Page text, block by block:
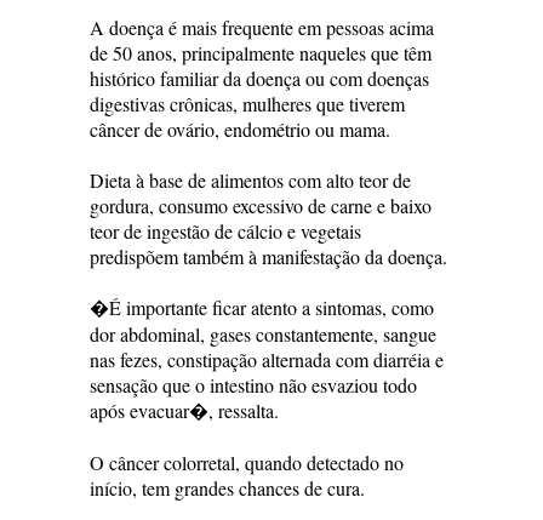
A doença é mais frequente em pessoas acima
de 50 anos, principalmente naqueles que têm
histórico familiar da doença ou com doenças
digestivas crônicas, mulheres que tiverem
câncer de ovário, endométrio ou mama.
Dieta à base de alimentos com alto teor de
gordura, consumo excessivo de carne e baixo
teor de ingestão de cálcio e vegetais
predispõem também à manifestação da doença.
�É importante ficar atento a sintomas, como
dor abdominal, gases constantemente, sangue
nas fezes, constipação alternada com diarréia e
sensação que o intestino não esvaziou todo
após evacuar�, ressalta.
O câncer colorretal, quando detectado no
início, tem grandes chances de cura.